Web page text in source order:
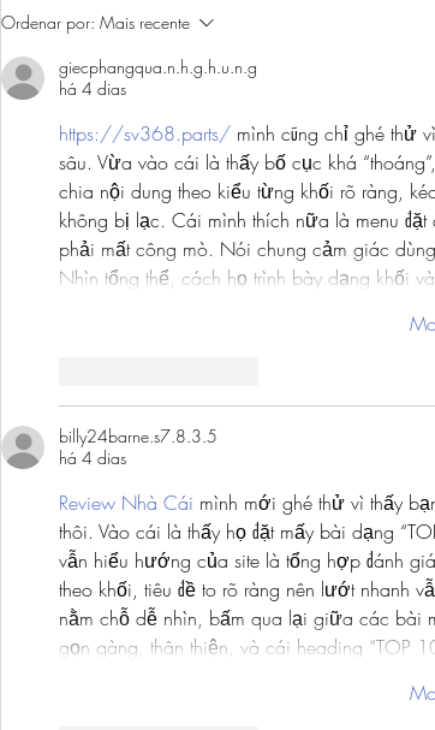
Operações policiais: A
Ordenar por: Mais recente
giecphangqua.n.h.g.h.u.n.g
há 4 dias
https://sv368.parts/ mình cũng chỉ ghé thử
sâu. Vừa vào cái là thấy bố cục khá
chia nội dung theo kiểu từng khối rõ ràng,
không bị lạc. Cái mình thích nữa là menu
phải mất công mò. Nói chung cảm giác
Nhìn tổng thể, cách họ trình bày dạng khối
billy24barne.s7.8.3.5
há 4 dias
Review Nhà Cái mình mới ghé thử vì thấy
thôi. Vào cái là thấy họ đặt mấy bài dạng
vẫn hiểu hướng của site là tổng hợp đánh
theo khối, tiêu đề to rõ ràng nên lướt nhanh
nằm chỗ dễ nhìn, bấm qua lại giữa các bài
gọn gàng, thân thiện, và cái heading “TOP